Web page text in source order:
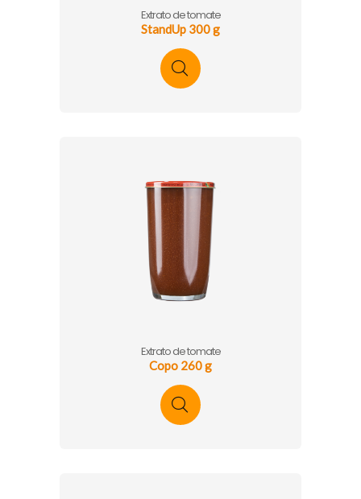
Extrato de tomate
StandUp 300 g
Extrato de tomate
Copo 260 g